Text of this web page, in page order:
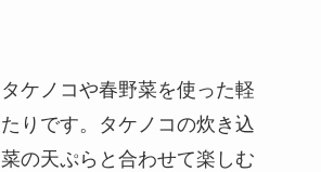
ケノコや春野菜を使った軽
りです。タケノコの炊き込
の天ぷらと合わせて楽しむ